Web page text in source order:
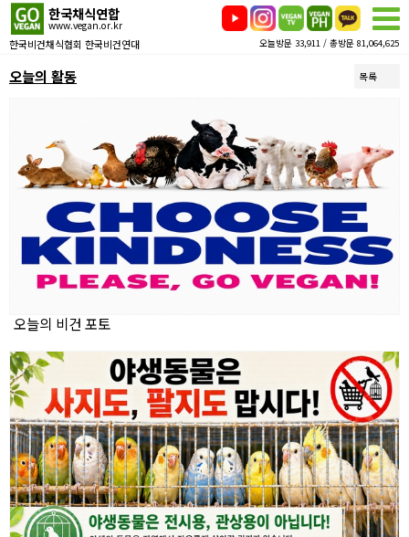
한국채식연합
www.vegan.or.kr
한국비건채식협회 한국비건연대 오늘방문 33,911 / 총방문 81,064,625
오늘의 활동 목록
오늘의 비건 포토